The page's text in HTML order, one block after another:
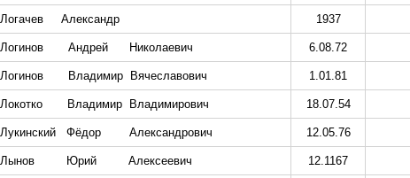
Логачев Александр 1937
Логинов Андрей Николаевич 6.08.72
Логинов Владимир Вячеславович 1.01.81
Локотко Владимир Владимирович 18.07.54
Лукинский Фёдор Александрович 12.05.76
Лынов Юрий Алексеевич 12.1167